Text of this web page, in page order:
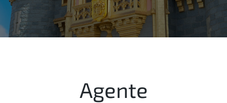
Agente